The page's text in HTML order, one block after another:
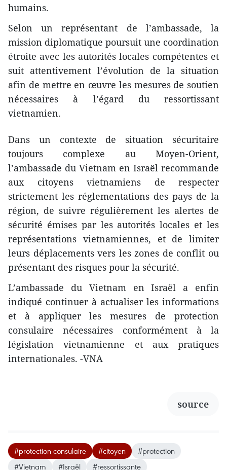
humains.
Selon un représentant de l’ambassade, la
mission diplomatique poursuit une coordination
étroite avec les autorités locales compétentes et
suit attentivement l’évolution de la situation
afin de mettre en œuvre les mesures de soutien
nécessaires à l’égard du ressortissant
vietnamien.
Dans un contexte de situation sécuritaire
toujours complexe au Moyen-Orient,
l’ambassade du Vietnam en Israël recommande
aux citoyens vietnamiens de respecter
strictement les réglementations des pays de la
région, de suivre régulièrement les alertes de
sécurité émises par les autorités locales et les
représentations vietnamiennes, et de limiter
leurs déplacements vers les zones de conflit ou
présentant des risques pour la sécurité.
L’ambassade du Vietnam en Israël a enfin
indiqué continuer à actualiser les informations
et à appliquer les mesures de protection
consulaire nécessaires conformément à la
législation vietnamienne et aux pratiques
internationales. -VNA
source
#protection consulaire #citoyen
#protection
#Vietnam
#Israël #ressortissante